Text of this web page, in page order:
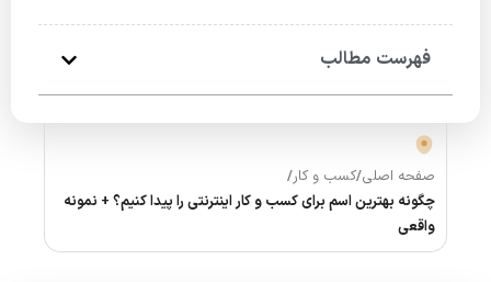
فهرست مطالب
صفحه اصلی/کسب و کار/
چگونه بهترین اسم برای کسب و کار اینترنتی را پیدا کنیم؟ + نمونه
واقعی